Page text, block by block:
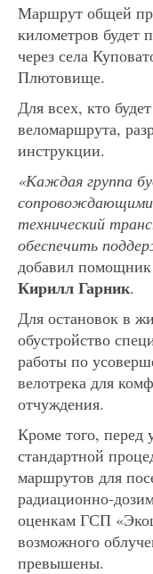
Маршрут общей
километров будет
через села
Плютовище.
Для всех, кто
веломаршрута,
инструкции.
«Каждая группа
технический
обеспечить
добавил
Кирилл Гарник.
Для остановок в
обустройство
работы по
велотрека для
отчуждения.
Кроме того, перед
стандартной
маршрутов для
радиационно-
оценкам ГСП
возможного
превышены.